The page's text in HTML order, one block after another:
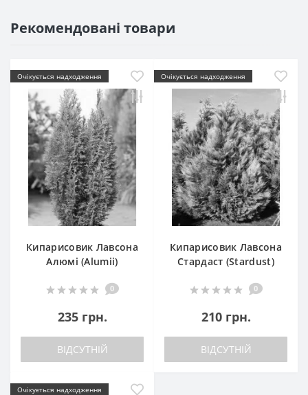
Рекомендовані товари
Очікується надходження
Кипарисовик Лавсона
Алюмі (Alumii)
0
235 грн.
ВІДСУТНІЙ
Очікується надходження
Кипарисовик Лавсона
Стардаст (Stardust)
0
210 грн.
ВІДСУТНІЙ
Очікується надходження